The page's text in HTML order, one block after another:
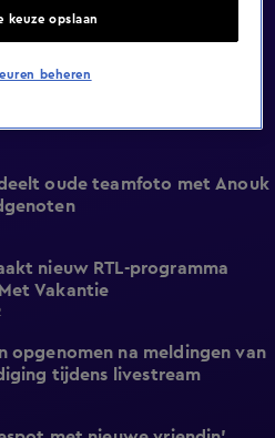
oude teamfoto met Anouk
nieuw RTL-programma
Vakantie
opgenomen na meldingen van
tijdens livestream
keuze opslaan
beheren